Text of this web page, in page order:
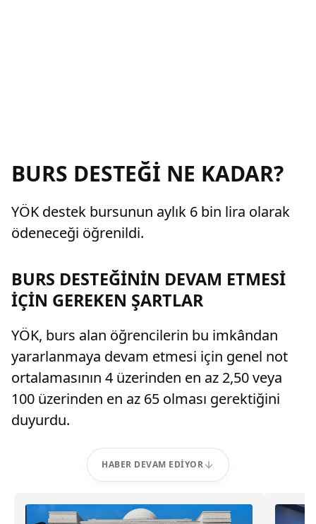
BURS DESTEĞİ NE KADAR?
YÖK destek bursunun aylık 6 bin lira olarak
ödeneceği öğrenildi.
BURS DESTEĞİNİN DEVAM ETMESİ
İÇİN GEREKEN ŞARTLAR
YÖK, burs alan öğrencilerin bu imkândan
yararlanmaya devam etmesi için genel not
ortalamasının 4 üzerinden en az 2,50 veya
100 üzerinden en az 65 olması gerektiğini
duyurdu.
HABER DEVAM EDIYOR